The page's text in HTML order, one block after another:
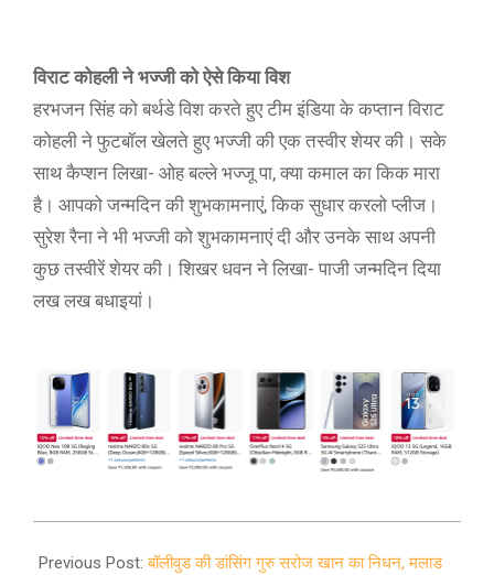
विराट कोहली ने भज्जी को ऐसे किया विश
हरभजन सिंह को बर्थडे विश करते हुए टीम इंडिया के कप्तान विराट
कोहली ने फुटबॉल खेलते हुए भज्जी की एक तस्वीर शेयर की। सके
साथ कैप्शन लिखा- ओह बल्ले भज्जू पा, क्या कमाल का किक मारा
है। आपको जन्मदिन की शुभकामनाएं, किक सुधार करलो प्लीज।
सुरेश रैना ने भी भज्जी को शुभकामनाएं दी और उनके साथ अपनी
कुछ तस्वीरें शेयर की। शिखर धवन ने लिखा- पाजी जन्मदिन दिया
लख लख बधाइयां।
07-
Previous Post:बॉलीवुड की डांसिंग गुरु सरोज खान का निधन, मलाड